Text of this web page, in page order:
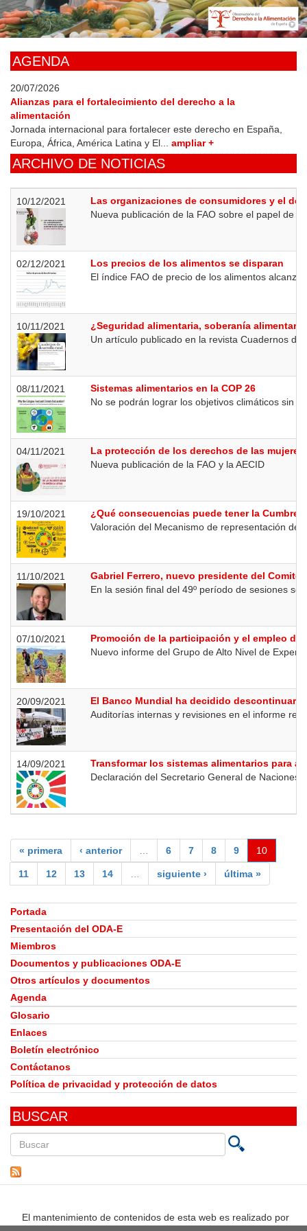
Skip
to
main
AGENDA
20/07/2026
Alianzas para el fortalecimiento del derecho a la
alimentación
Jornada internacional para fortalecer este derecho en España,
Europa, África, América Latina y El... ampliar +
ARCHIVO DE NOTICIAS
10/12/2021
Las organizaciones de consumidores y el
Nueva publicación de la FAO sobre el papel de
02/12/2021
Los precios de los alimentos se disparan
El índice FAO de precio de los alimentos
10/11/2021
¿Seguridad alimentaria, soberanía
Un artículo publicado en la revista Cuadernos
08/11/2021
Sistemas alimentarios en la COP 26
No se podrán lograr los objetivos climáticos sin
04/11/2021
La protección de los derechos de las
Nueva publicación de la FAO y la AECID
19/10/2021
¿Qué consecuencias puede tener la Cumbre
Valoración del Mecanismo de representación de
11/10/2021
Gabriel Ferrero, nuevo presidente del Comité
En la sesión final del 49º período de sesiones
07/10/2021
Promoción de la participación y el empleo
Nuevo informe del Grupo de Alto Nivel de
20/09/2021
El Banco Mundial ha decidido descontinuar
Auditorías internas y revisiones en el informe
14/09/2021
Transformar los sistemas alimentarios para
Declaración del Secretario General de Naciones
« primera ‹ anterior … 6 7 8 9 10
11 12 13 14 … siguiente › última »
Portada
Presentación del ODA-E
Miembros
Documentos y publicaciones ODA-E
Otros artículos y documentos
Agenda
Glosario
Enlaces
Boletín electrónico
Contáctanos
Política de privacidad y protección de datos
BUSCAR
en
El mantenimiento de contenidos de esta web es realizado por